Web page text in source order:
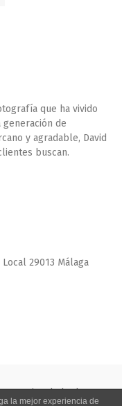
que ha vivido
de
y agradable, David
buscan.
29013 Málaga
de bodas en
la mejor experiencia de